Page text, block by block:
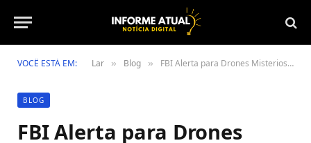
VOCÊ ESTÁ EM: Lar » Blog » FBI Alerta para Drones Misteriosos em New Jersey: OVNIs ou Algo Maior?
BLOG
FBI Alerta para Drones